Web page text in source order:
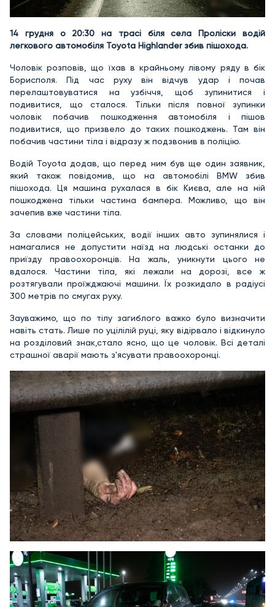
14 грудня о 20:30 на трасі біля села Проліски водій
легкового автомобіля Toyota Highlander збив пішохода.
Чоловік розповів, що їхав в крайньому лівому ряду в бік
Борисполя. Під час руху він відчув удар і почав
перелаштовуватися на узбіччя, щоб зупинитися і
подивитися, що сталося. Тільки після повної зупинки
чоловік побачив пошкодження автомобіля і пішов
подивитися, що призвело до таких пошкоджень. Там він
побачив частини тіла і відразу ж подзвонив в поліцію.
Водій Toyota додав, що перед ним був ще один заявник,
який також повідомив, що на автомобілі BMW збив
пішохода. Ця машина рухалася в бік Києва, але на ній
пошкоджена тільки частина бампера. Можливо, що він
зачепив вже частини тіла.
За словами поліцейських, водії інших авто зупинялися і
намагалися не допустити наїзд на людські останки до
приїзду правоохоронців. На жаль, уникнути цього не
вдалося. Частини тіла, які лежали на дорозі, все ж
розтягували проїжджаючі машини. Їх розкидало в радіусі
300 метрів по смугах руху.
Зауважимо, що по тілу загиблого важко було визначити
навіть стать. Лише по уцілілій руці, яку відірвало і відкинуло
на розділовий знак,стало ясно, що це чоловік. Всі деталі
страшної аварії мають з'ясувати правоохоронці.